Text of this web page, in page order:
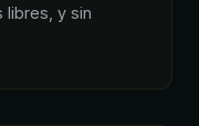
libres, y sin